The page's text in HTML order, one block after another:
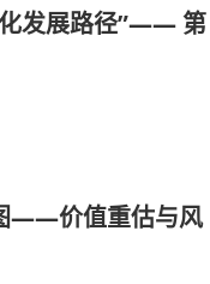
化发展路径”—— 第
——价值重估与风